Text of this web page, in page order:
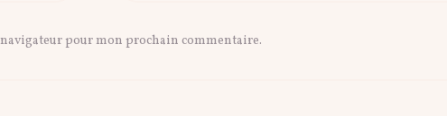
pour mon prochain commentaire.